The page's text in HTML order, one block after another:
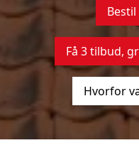
Få 3 tilbud,
Hvorfor